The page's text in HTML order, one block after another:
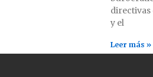
directivas
y el
Leer más »